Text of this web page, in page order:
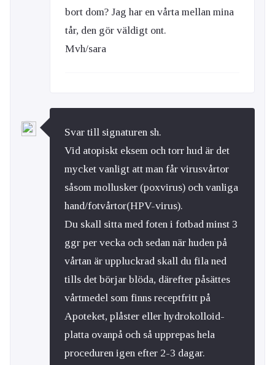
bort dom? Jag har en vårta mellan mina
tår, den gör väldigt ont.
Mvh/sara
Svar till signaturen sh.
Vid atopiskt eksem och torr hud är det
mycket vanligt att man får virusvårtor
såsom mollusker (poxvirus) och vanliga
hand/fotvårtor(HPV-virus).
Du skall sitta med foten i fotbad minst 3
ggr per vecka och sedan när huden på
vårtan är uppluckrad skall du fila ned
tills det börjar blöda, därefter påsättes
vårtmedel som finns receptfritt på
Apoteket, plåster eller hydrokolloid-
platta ovanpå och så upprepas hela
proceduren igen efter 2-3 dagar.